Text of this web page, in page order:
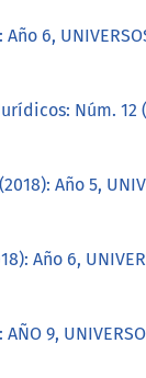
6,
Núm. 12
Año 5,
Año 6,
9,